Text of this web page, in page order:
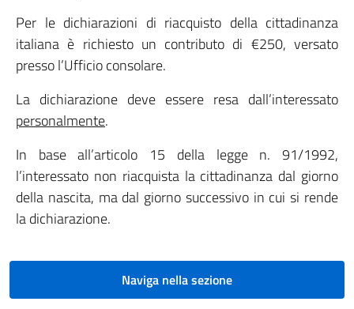
Per le dichiarazioni di riacquisto della cittadinanza
italiana è richiesto un contributo di €250, versato
presso l’Ufficio consolare.
La dichiarazione deve essere resa dall’interessato
personalmente.
In base all’articolo 15 della legge n. 91/1992,
l’interessato non riacquista la cittadinanza dal giorno
della nascita, ma dal giorno successivo in cui si rende
la dichiarazione.
Naviga nella sezione